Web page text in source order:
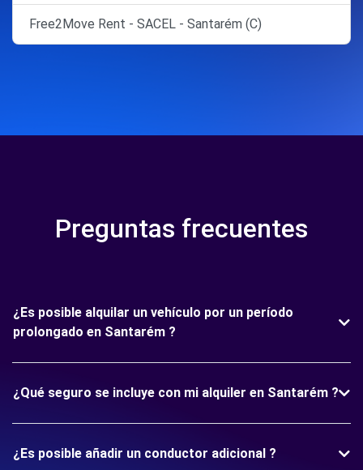
Free2Move Rent - SACEL - Santarém (C)
Preguntas frecuentes
¿Es posible alquilar un vehículo por un período
prolongado en Santarém ?
¿Qué seguro se incluye con mi alquiler en Santarém ?
¿Es posible añadir un conductor adicional ?